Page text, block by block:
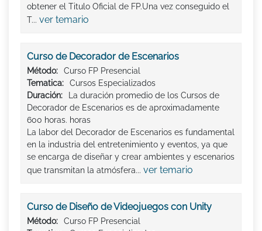
obtener el Titulo Oficial de FP.Una vez conseguido el
T... ver temario
Curso de Decorador de Escenarios
Método:
Curso FP Presencial
Tematica:
Cursos Especializados
Duración:
La duración promedio de los Cursos de
Decorador de Escenarios es de aproximadamente
600 horas. horas
La labor del Decorador de Escenarios es fundamental
en la industria del entretenimiento y eventos, ya que
se encarga de diseñar y crear ambientes y escenarios
que transmitan la atmósfera... ver temario
Curso de Diseño de Videojuegos con Unity
Método:
Curso FP Presencial